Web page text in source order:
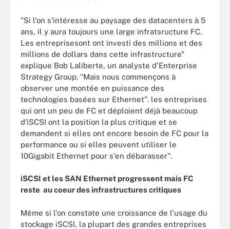
"Si l'on s'intéresse au paysage des datacenters à 5
ans, il y aura toujours une large infratsructure FC.
Les entreprisesont ont investi des millions et des
millions de dollars dans cette infrastructure"
explique Bob Laliberte, un analyste d'Enterprise
Strategy Group. "Mais nous commençons à
observer une montée en puissance des
technologies basées sur Ethernet". les entreprises
qui ont un peu de FC et déploient déjà beaucoup
d'iSCSI ont la position la plus critique et se
demandent si elles ont encore besoin de FC pour la
performance ou si elles peuvent utiliser le
10Gigabit Ethernet pour s'en débarasser".
iSCSI et les SAN Ethernet progressent mais FC
reste au coeur des infrastructures critiques
Même si l'on constate une croissance de l'usage du
stockage iSCSI, la plupart des grandes entreprises